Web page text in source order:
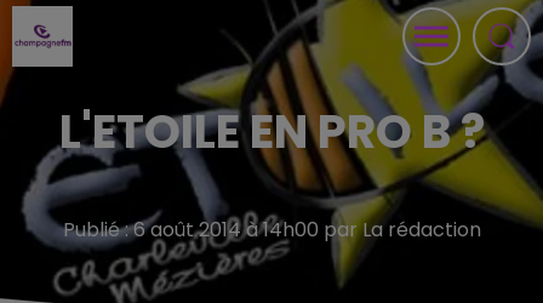
L'ETOILE EN PRO B ?
Publié : 6 août 2014 à 14h00 par La rédaction